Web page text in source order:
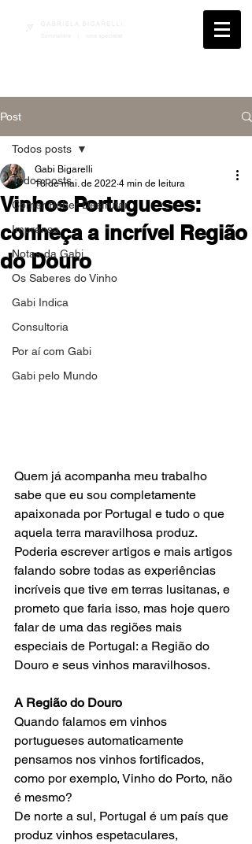
Post
Todos posts
Comer Beber Desfrutar
Imprensa
Notas da Gabi
Os Saberes do Vinho
Gabi Indica
Consultoria
Por aí com Gabi
Gabi pelo Mundo
Todos posts
Vinhos Portugueses:
conheça a incrível Região
do Douro
Gabi Bigarelli
18 de mai. de 2022 4 min de leitura
Quem já acompanha meu trabalho
sabe que eu sou completamente
apaixonada por Portugal e tudo o que
aquela terra maravilhosa produz.
Poderia escrever artigos e mais artigos
falando sobre todas as experiências
incríveis que tive em terras lusitanas, e
prometo que faria isso, mas hoje quero
falar de uma das regiões mais
especiais de Portugal: a Região do
Douro e seus vinhos maravilhosos.
A Região do Douro
Quando falamos em vinhos
portugueses automaticamente
pensamos nos vinhos fortificados,
como por exemplo, Vinho do Porto, não
é mesmo?
De norte a sul, Portugal é um país que
produz vinhos espetaculares,